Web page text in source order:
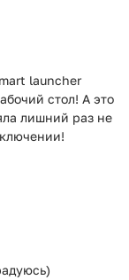
launcher
стол! А это
лишний раз не